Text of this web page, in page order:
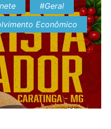
com foco em manejo,
#Geral
Econômico